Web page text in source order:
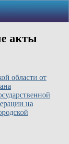
акты
области от
на